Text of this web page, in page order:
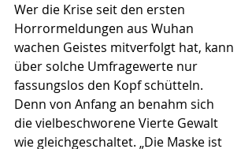
Wer die Krise seit den ersten
Horrormeldungen aus Wuhan
wachen Geistes mitverfolgt hat, kann
über solche Umfragewerte nur
fassungslos den Kopf schütteln.
Denn von Anfang an benahm sich
die vielbeschworene Vierte Gewalt
wie gleichgeschaltet. „Die Maske ist